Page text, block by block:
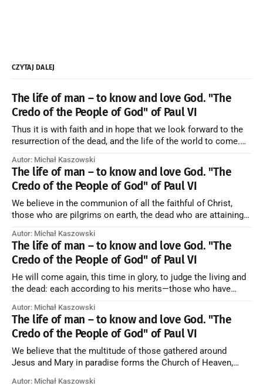
CZYTAJ DALEJ
The life of man – to know and love God. "The
Credo of the People of God" of Paul VI
Thus it is with faith and in hope that we look forward to the
resurrection of the dead, and the life of the world to come.
artykuł w starym serwisie →
Autor: Michał Kaszowski
The life of man – to know and love God. "The
Credo of the People of God" of Paul VI
We believe in the communion of all the faithful of Christ,
those who are pilgrims on earth, the dead who are attaining
forming one Church; and we believe that in this communion
the merciful love of God and His saints is
Autor: Michał Kaszowski
The life of man – to know and love God. "The
Credo of the People of God" of Paul VI
He will come again, this time in glory, to judge the living and
the dead: each according to his merits—those who have
those who have refused them to the end going to the fire that
is not
Autor: Michał Kaszowski
The life of man – to know and love God. "The
Credo of the People of God" of Paul VI
We believe that the multitude of those gathered around
Jesus and Mary in paradise forms the Church of Heaven,
they also, in different degrees, are associated with the holy
Autor: Michał Kaszowski